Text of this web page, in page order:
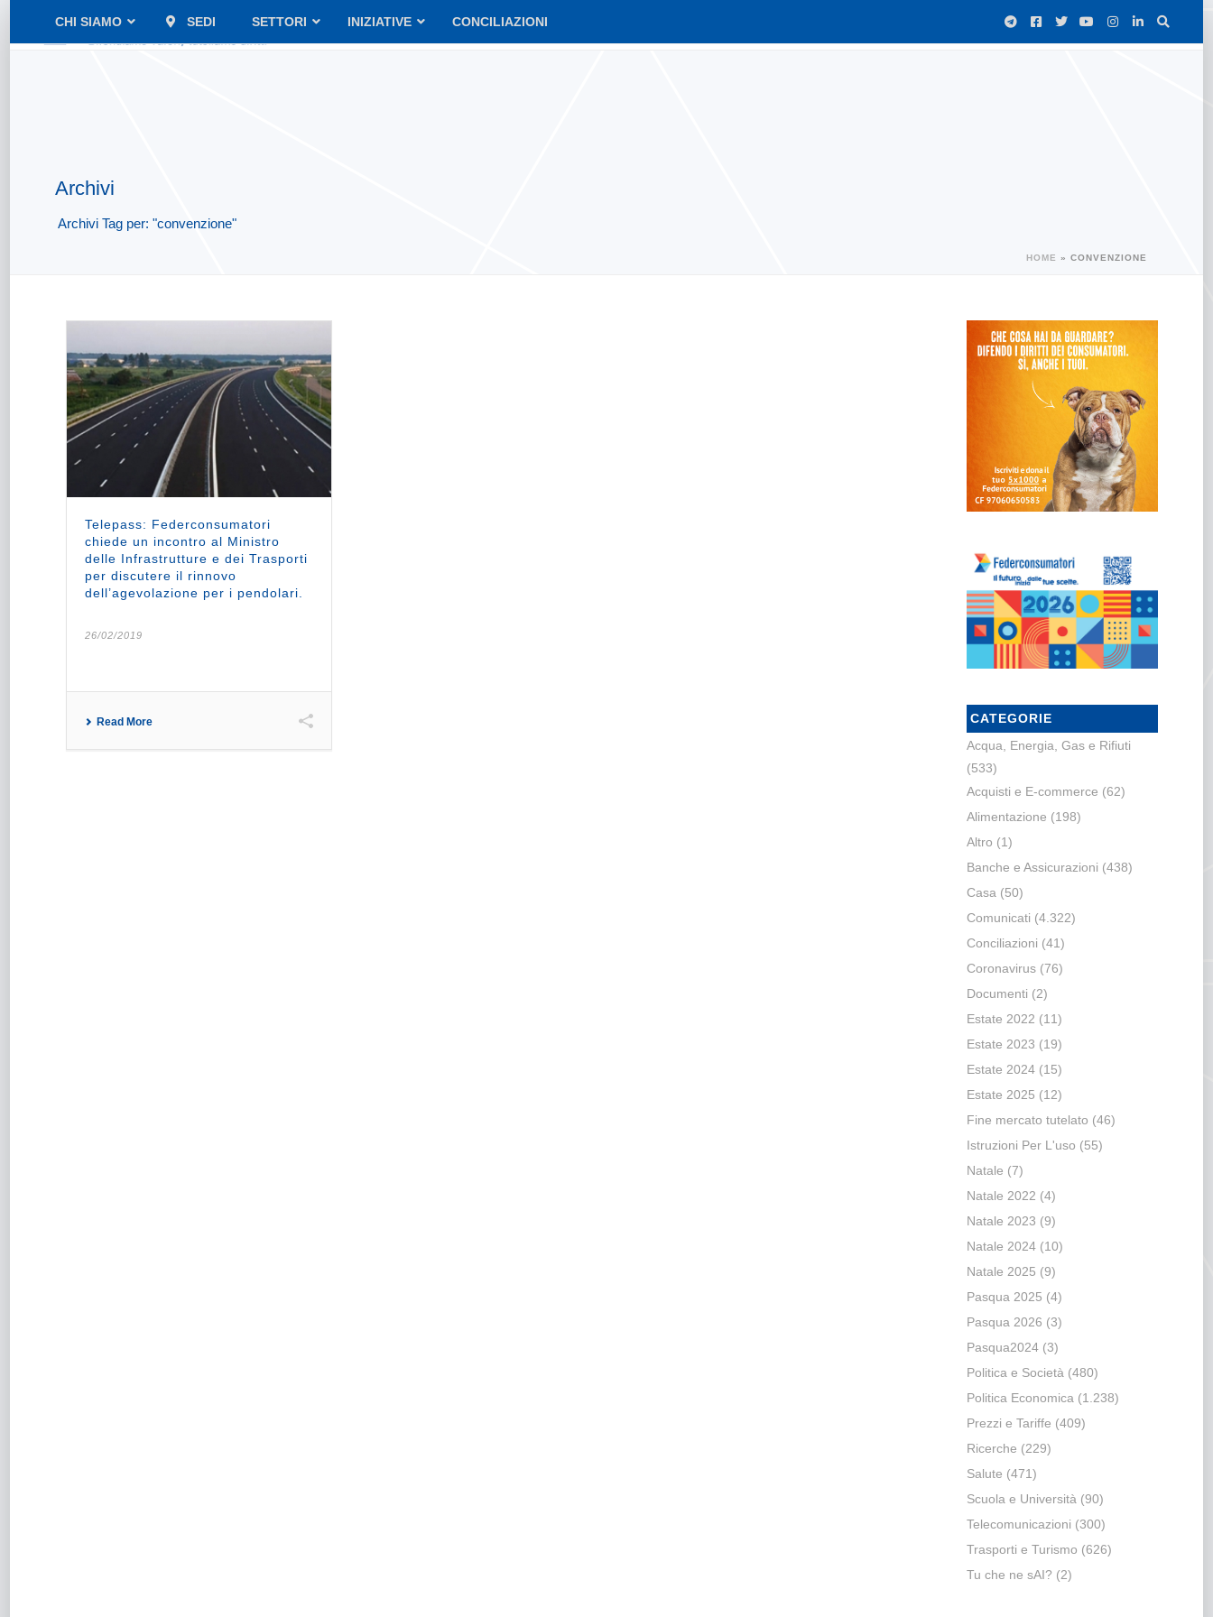
CHI SIAMO SEDI SETTORI INIZIATIVE CONCILIAZIONI
Archivi
Archivi Tag per: "convenzione"
HOME » CONVENZIONE
Telepass: Federconsumatori
chiede un incontro al Ministro
delle Infrastrutture e dei Trasporti
per discutere il rinnovo
dell’agevolazione per i pendolari.
26/02/2019
Read More
CATEGORIE
Acqua, Energia, Gas e Rifiuti
(533)
Acquisti e E-commerce (62)
Alimentazione (198)
Altro (1)
Banche e Assicurazioni (438)
Casa (50)
Comunicati (4.322)
Conciliazioni (41)
Coronavirus(76)
Documenti (2)
Estate 2022 (11)
Estate 2023 (19)
Estate 2024(15)
Estate 2025 (12)
Fine mercato tutelato (46)
Istruzioni Per L'uso (55)
Natale (7)
Natale 2022 (4)
Natale 2023 (9)
Natale 2024(10)
Natale 2025 (9)
Pasqua 2025 (4)
Pasqua 2026 (3)
Pasqua2024(3)
Politica e Società (480)
Politica Economica (1.238)
Prezzi e Tariffe (409)
Ricerche (229)
Salute (471)
Scuola e Università (90)
Telecomunicazioni (300)
Trasporti e Turismo (626)
Tu che ne sAI? (2)